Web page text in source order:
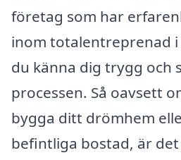
företag som har
inom totalentreprenad
du känna dig trygg och
processen. Så oavsett
bygga ditt drömhem
befintliga bostad, är